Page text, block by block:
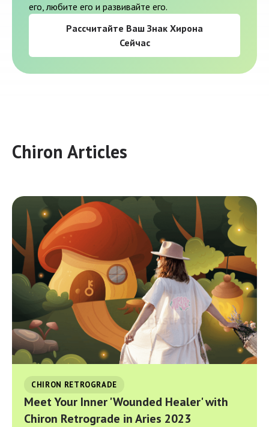
его, любите его и развивайте его.
Рассчитайте Ваш Знак Хирона
Сейчас
Chiron Articles
CHIRON RETROGRADE
Meet Your Inner 'Wounded Healer' with
Chiron Retrograde in Aries 2023